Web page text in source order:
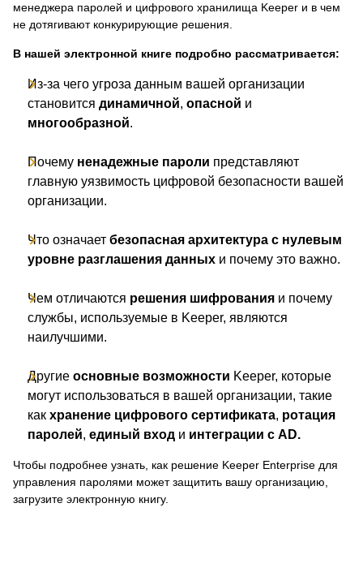
менеджера паролей и цифрового хранилища Keeper и в чем
не дотягивают конкурирующие решения.
В нашей электронной книге подробно рассматривается:
Из-за чего угроза данным вашей организации
становится динамичной, опасной и
многообразной.
Почему ненадежные пароли представляют
главную уязвимость цифровой безопасности вашей
организации.
Что означает безопасная архитектура с нулевым
уровне разглашения данных и почему это важно.
Чем отличаются решения шифрования и почему
службы, используемые в Keeper, являются
наилучшими.
Другие основные возможности Keeper, которые
могут использоваться в вашей организации, такие
как хранение цифрового сертификата, ротация
паролей, единый вход и интеграции с AD.
Чтобы подробнее узнать, как решение Keeper Enterprise для
управления паролями может защитить вашу организацию,
загрузите электронную книгу.